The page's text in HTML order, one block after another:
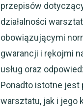
przepisów
działalności
obowiązującymi
gwarancji i rękojmi
usług oraz
Ponadto istotne jest
warsztatu, jak i jego